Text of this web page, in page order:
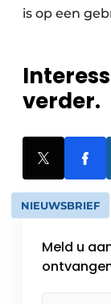
is op een
verder.
NIEUWSBRIEF
Meld u